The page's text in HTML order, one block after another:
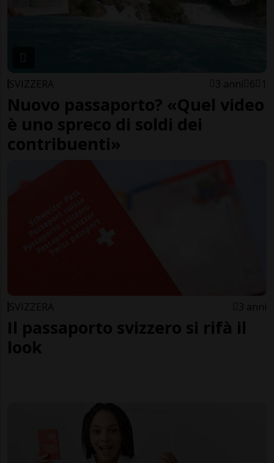
SVIZZERA 3 anni 6 1
Nuovo passaporto? «Quel video
è uno spreco di soldi dei
contribuenti»
SVIZZERA 3 anni
Il passaporto svizzero si rifà il
look